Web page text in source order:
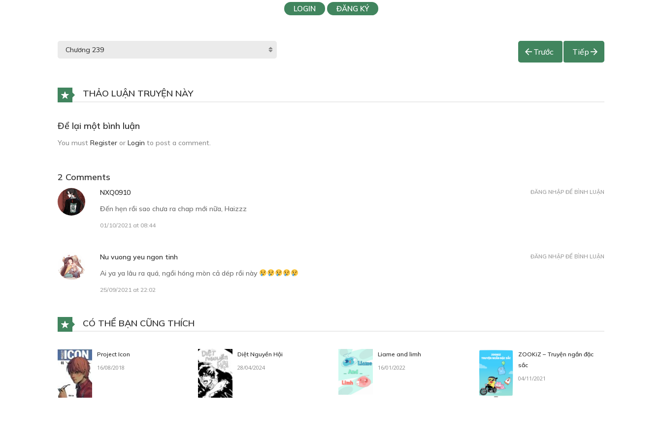
LOGIN ĐĂNG KÝ
Trước Tiếp
THẢO LUẬN TRUYỆN NÀY
Để lại một bình luận
You must Register or Login to post a comment.
2 Comments
NXQ0910
Đến hẹn rồi sao chưa ra chap mới nữa, Haizzz
01/10/2021 at 08:44
ĐĂNG NHẬP ĐỂ BÌNH LUẬN
Nu vuong yeu ngon tinh
Ai ya ya lâu ra quá, ngồi hóng mòn cả dép rồi này
25/09/2021 at 22:02
ĐĂNG NHẬP ĐỂ BÌNH LUẬN
CÓ THỂ BẠN CŨNG THÍCH
Project Icon
16/08/2018
Diệt Nguyền Hội
28/04/2024
Liame and limh
16/01/2022
ZOOKiZ – Truyện ngắn đặc
sắc
04/11/2021